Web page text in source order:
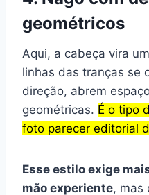
geométricos
Aqui, a cabeça vira
linhas das tranças se
direção, abrem
geométricas. É o tipo
foto parecer editorial
Esse estilo exige
mão experiente, mas